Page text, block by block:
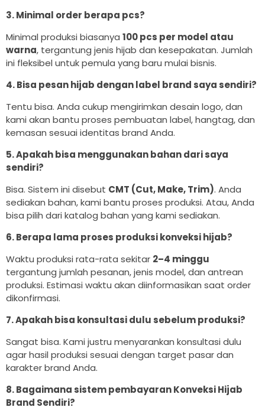
3. Minimal order berapa pcs?
Minimal produksi biasanya 100 pcs per model atau
warna, tergantung jenis hijab dan kesepakatan. Jumlah
ini fleksibel untuk pemula yang baru mulai bisnis.
4. Bisa pesan hijab dengan label brand saya sendiri?
Tentu bisa. Anda cukup mengirimkan desain logo, dan
kami akan bantu proses pembuatan label, hangtag, dan
kemasan sesuai identitas brand Anda.
5. Apakah bisa menggunakan bahan dari saya
sendiri?
Bisa. Sistem ini disebut CMT (Cut, Make, Trim). Anda
sediakan bahan, kami bantu proses produksi. Atau, Anda
bisa pilih dari katalog bahan yang kami sediakan.
6. Berapa lama proses produksi konveksi hijab?
Waktu produksi rata-rata sekitar 2–4 minggu
tergantung jumlah pesanan, jenis model, dan antrean
produksi. Estimasi waktu akan diinformasikan saat order
dikonfirmasi.
7. Apakah bisa konsultasi dulu sebelum produksi?
Sangat bisa. Kami justru menyarankan konsultasi dulu
agar hasil produksi sesuai dengan target pasar dan
karakter brand Anda.
8. Bagaimana sistem pembayaran Konveksi Hijab
Brand Sendiri?